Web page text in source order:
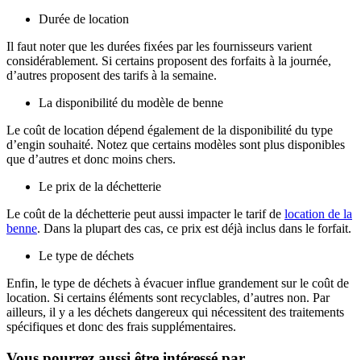
Durée de location
Il faut noter que les durées fixées par les fournisseurs varient
considérablement. Si certains proposent des forfaits à la journée,
d’autres proposent des tarifs à la semaine.
La disponibilité du modèle de benne
Le coût de location dépend également de la disponibilité du type
d’engin souhaité. Notez que certains modèles sont plus disponibles
que d’autres et donc moins chers.
Le prix de la déchetterie
Le coût de la déchetterie peut aussi impacter le tarif de location de la
benne. Dans la plupart des cas, ce prix est déjà inclus dans le forfait.
Le type de déchets
Enfin, le type de déchets à évacuer influe grandement sur le coût de
location. Si certains éléments sont recyclables, d’autres non. Par
ailleurs, il y a les déchets dangereux qui nécessitent des traitements
spécifiques et donc des frais supplémentaires.